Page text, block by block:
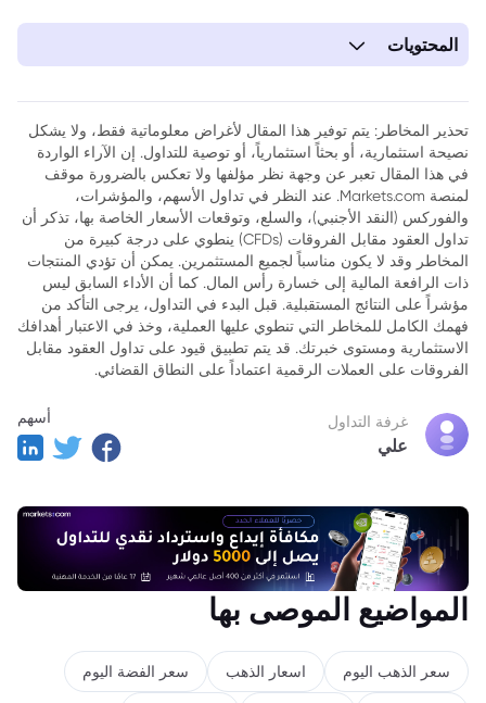
المحتويات
الفائدة
تحذير المخاطر: يتم توفير هذا المقال لأغراض معلوماتية فقط، ولا يشكل
نصيحة استثمارية، أو بحثاً استثمارياً، أو توصية للتداول. إن الآراء الواردة
في هذا المقال تعبر عن وجهة نظر مؤلفها ولا تعكس بالضرورة موقف
لمنصة Markets.com. عند النظر في تداول الأسهم، والمؤشرات،
والفوركس (النقد الأجنبي)، والسلع، وتوقعات الأسعار الخاصة بها، تذكر أن
تداول العقود مقابل الفروقات (CFDs) ينطوي على درجة كبيرة من
المخاطر وقد لا يكون مناسباً لجميع المستثمرين. يمكن أن تؤدي المنتجات
ذات الرافعة المالية إلى خسارة رأس المال. كما أن الأداء السابق ليس
مؤشراً على النتائج المستقبلية. قبل البدء في التداول، يرجى التأكد من
فهمك الكامل للمخاطر التي تنطوي عليها العملية، وخذ في الاعتبار أهدافك
الاستثمارية ومستوى خبرتك. قد يتم تطبيق قيود على تداول العقود مقابل
الفروقات على العملات الرقمية اعتماداً على النطاق القضائي.
غرفة التداول
علي
أسهم
المواضيع الموصى بها
سعر الذهب اليوم اسعار الذهب سعر الفضة اليوم